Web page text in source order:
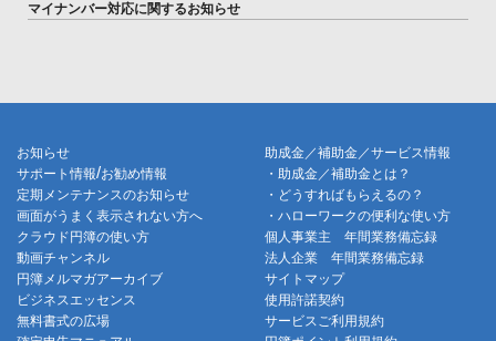
マイナンバー対応に関するお知らせ
お知らせ
サポート情報/お勧め情報
定期メンテナンスのお知らせ
画面がうまく表示されない方へ
クラウド円簿の使い方
動画チャンネル
円簿メルマガアーカイブ
助成金／補助金／サービス情報
・助成金／補助金とは？
・どうすればもらえるの？
・ハローワークの便利な使い方
個人事業主 年間業務備忘録
法人企業 年間業務備忘録
サイトマップ
ビジネスエッセンス
無料書式の広場
使用許諾契約
サービスご利用規約